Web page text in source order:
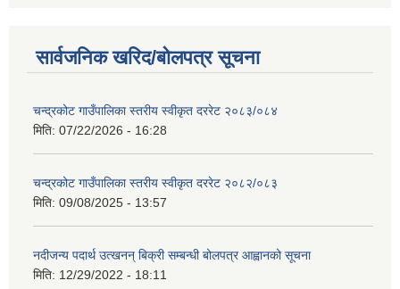
सार्वजनिक खरिद/बोलपत्र सूचना
चन्द्रकोट गाउँपालिका स्तरीय स्वीकृत दररेट २०८३/०८४
मिति: 07/22/2026 - 16:28
चन्द्रकोट गाउँपालिका स्तरीय स्वीकृत दररेट २०८२/०८३
मिति: 09/08/2025 - 13:57
नदीजन्य पदार्थ उत्खनन् बिक्री सम्बन्धी बोलपत्र आह्वानको सूचना
मिति: 12/29/2022 - 18:11